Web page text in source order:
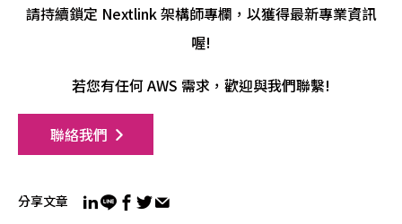
請持續鎖定 Nextlink 架構師專欄，以獲得最新專業資訊
喔!
若您有任何 AWS 需求，歡迎與我們聯繫!
聯絡我們
分享文章